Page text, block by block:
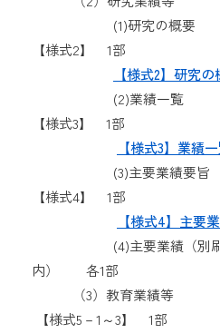
(1)研究
【様式2】 1部
【様式2】研究
(2)業
【様式3】 1部
【様式3】業績
(3)主要
【様式4】 1部
【様式4】主要
(4)主要業績（別刷添
内） 各1部
（3）教
【様式5－1～3】 1部